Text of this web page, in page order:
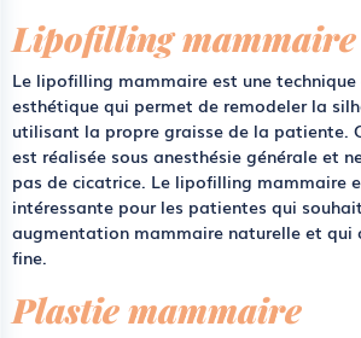
Lipofilling mammaire
Le lipofilling mammaire est une technique
esthétique qui permet de remodeler la
utilisant la propre graisse de la patiente.
est réalisée sous anesthésie générale et
pas de cicatrice. Le lipofilling mammaire
intéressante pour les patientes qui
augmentation mammaire naturelle et qui
fine.
Plastie mammaire